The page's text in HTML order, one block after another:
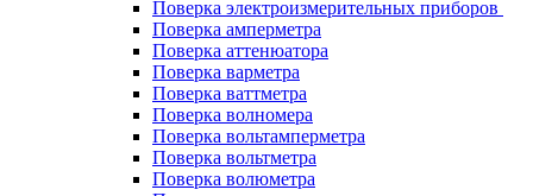
Поверка электроизмерительных приборов
Поверка амперметра
Поверка аттенюатора
Поверка варметра
Поверка ваттметра
Поверка волномера
Поверка вольтамперметра
Поверка вольтметра
Поверка волюметра